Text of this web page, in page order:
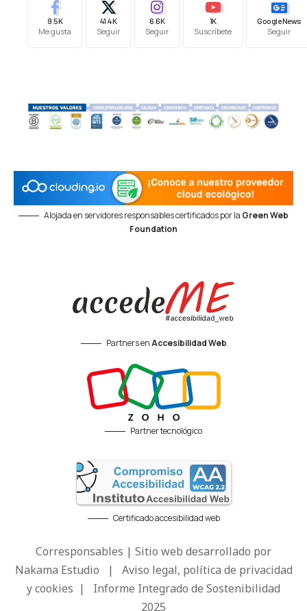
9.5K
Me gusta
41.4K
Seguir
6.6K
Seguir
1K
Suscríbete
Google News
Seguir
Alojada en servidores responsables certificados por la Green Web
Foundation
Partners enAccesibilidad Web
Partner tecnológico
Certificado accesibilidad web
Corresponsables | Sitio web desarrollado por
Nakama Estudio | Aviso legal, política de privacidad
y cookies | Informe Integrado de Sostenibilidad
2025